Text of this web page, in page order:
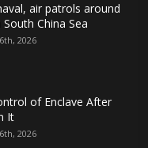
air patrols around
China Sea
2026
of Enclave After
It
2026